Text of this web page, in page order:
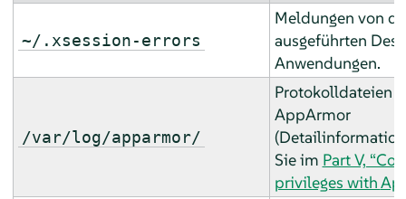
~/.xsession-errors
Meldungen von
ausgeführten
Anwendungen.
/var/log/apparmor/
Protokolldateien
AppArmor
Sie im Part V,
privileges with